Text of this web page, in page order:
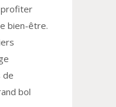
profiter
bien-être.
de
bol